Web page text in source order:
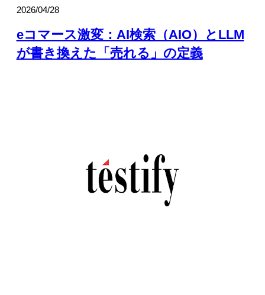
2026/04/28
eコマース激変：AI検索（AIO）とLLM
が書き換えた「売れる」の定義